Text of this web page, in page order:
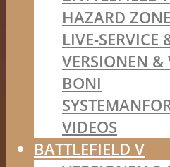
HAZARD ZONE
LIVE-SERVICE
VERSIONEN &
BONI
VIDEOS
BATTLEFIELD V